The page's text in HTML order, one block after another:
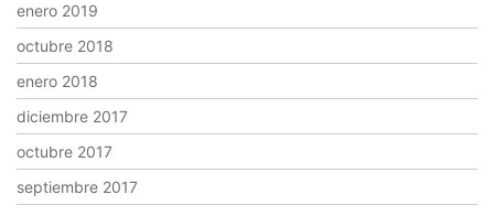
enero 2019
octubre 2018
enero 2018
diciembre 2017
octubre 2017
septiembre 2017